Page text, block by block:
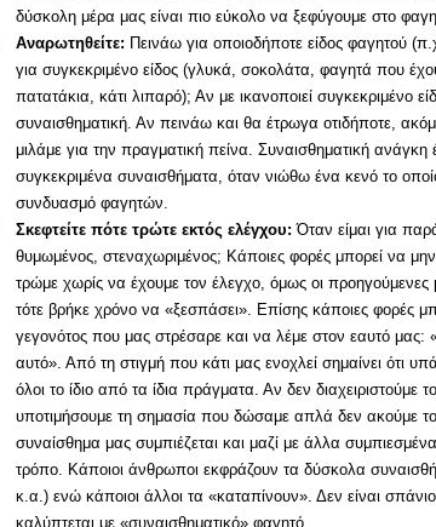
δύσκολη μέρα μας είναι πιο εύκολο να ξεφύγουμε στο
Αναρωτηθείτε: Πεινάω για οποιοδήποτε είδος φαγητού
για συγκεκριμένο είδος (γλυκά, σοκολάτα, φαγητά που
πατατάκια, κάτι λιπαρό); Αν με ικανοποιεί συγκεκριμένο
συναισθηματική. Αν πεινάω και θα έτρωγα οτιδήποτε,
μιλάμε για την πραγματική πείνα. Συναισθηματική
συγκεκριμένα συναισθήματα, όταν νιώθω ένα κενό το
συνδυασμό φαγητών.
Σκεφτείτε πότε τρώτε εκτός ελέγχου: Όταν είμαι για
θυμωμένος, στεναχωριμένος; Κάποιες φορές μπορεί να
τρώμε χωρίς να έχουμε τον έλεγχο, όμως οι προηγούμενες
τότε βρήκε χρόνο να «ξεσπάσει». Επίσης κάποιες φορές
γεγονότος που μας στρέσαρε και να λέμε στον εαυτό μας:
αυτό». Από τη στιγμή που κάτι μας ενοχλεί σημαίνει ότι
όλοι το ίδιο από τα ίδια πράγματα. Αν δεν διαχειριστούμε
υποτιμήσουμε τη σημασία που δώσαμε απλά δεν ακούμε
συναίσθημα μας συμπιέζεται και μαζί με άλλα
τρόπο. Κάποιοι άνθρωποι εκφράζουν τα δύσκολα
κ.α.) ενώ κάποιοι άλλοι τα «καταπίνουν». Δεν είναι
καλύπτεται με «συναισθηματικό» φαγητό.